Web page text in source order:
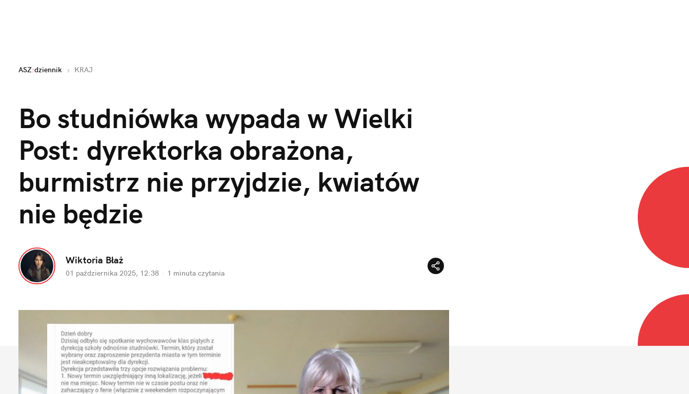
ASZ:dziennik KRAJ
Bo studniówka wypada w Wielki
Post: dyrektorka obrażona,
burmistrz nie przyjdzie, kwiatów
nie będzie
Wiktoria Błaż
01 października 2025, 12:38 · 1 minuta czytania